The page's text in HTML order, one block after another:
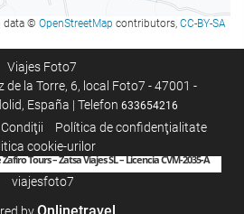
data © OpenStreetMap contributors, CC-BY-SA
Viajes Foto7
de la Torre, 6, local Foto7 - 47001 -
España | Telefon 633654216
Política de confidenţialitate
cookie-urilor
Tours – Zatsa Viajes SL – Licencia CVM-2035-A
viajesfoto7
by